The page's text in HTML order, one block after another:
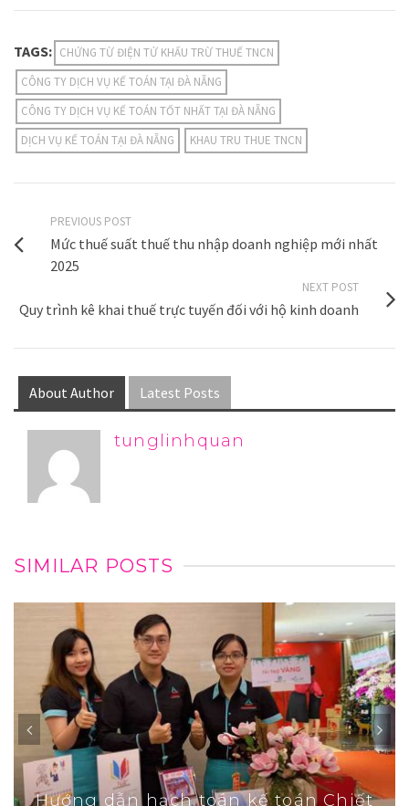
TAGS: CHỨNG TỪ ĐIỆN TỬ KHẤU TRỪ THUẾ TNCN
CÔNG TY DỊCH VỤ KẾ TOÁN TẠI ĐÀ NẴNG
CÔNG TY DỊCH VỤ KẾ TOÁN TỐT NHẤT TẠI ĐÀ NẴNG
DỊCH VỤ KẾ TOÁN TẠI ĐÀ NẴNG
KHAU TRU THUE TNCN
PREVIOUS POST
Mức thuế suất thuế thu nhập doanh nghiệp mới nhất
2025
NEXT POST
Quy trình kê khai thuế trực tuyến đối với hộ kinh doanh
About Author Latest Posts
tunglinhquan
SIMILAR POSTS
Hướng dẫn hạch toán kế toán Chiết